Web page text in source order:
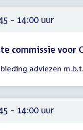
- 14:00 uur
commissie voor
adviezen
- 14:00 uur